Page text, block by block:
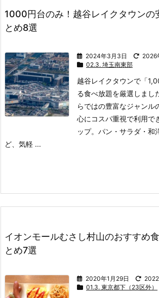
1000円台のみ！越谷レイクタウンの
とめ8選
2024年3月3日
2026
02.3. 埼玉南東部
越谷レイクタウンで「
る食べ放題を厳選しまし
らではの豊富なジャンル
心にコスパ重視で利用で
ップ。 パン・サラダ・和
ど、気軽 ...
イオンモールむさし村山のおすすめ
とめ7選
2020年1月29日
01.3. 東京都下（23区外）